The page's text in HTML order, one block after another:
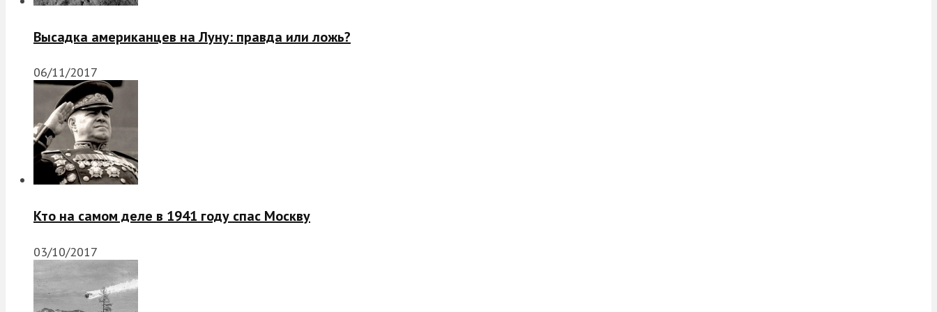
Высадка американцев на Луну: правда или ложь?
06/11/2017
Кто на самом деле в 1941 году спас Москву
03/10/2017